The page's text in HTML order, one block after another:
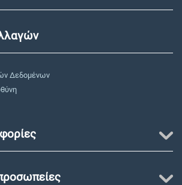
Δεδομένων